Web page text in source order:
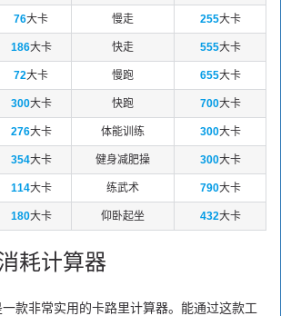
76大卡 慢走 255大卡
186大卡 快走 555大卡
72大卡 慢跑 655大卡
300大卡 快跑 700大卡
276大卡 体能训练 300大卡
354大卡 健身减肥操 300大卡
114大卡 练武术 790大卡
180大卡 仰卧起坐 432大卡
耗计算器
款非常实用的卡路里计算器。能通过这款工